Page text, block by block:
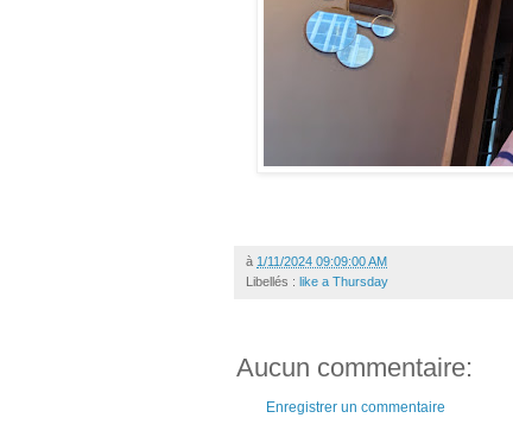
à 1/11/2024 09:09:00 AM
Libellés : like a Thursday
Aucun commentaire:
Enregistrer un commentaire